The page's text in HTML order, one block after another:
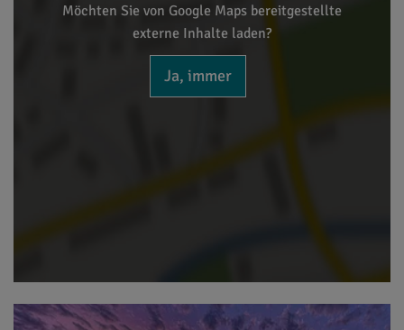
Möchten Sie von Google Maps bereitgestellte
externe Inhalte laden?
Ja, immer